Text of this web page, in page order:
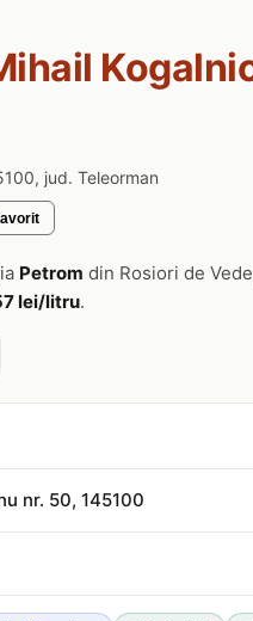
jud. Teleorman
Petrom din Rosiori de
lei/litru.
nr. 50, 145100